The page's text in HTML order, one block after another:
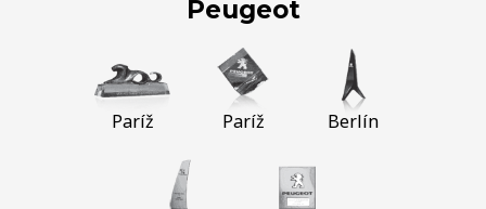
Peugeot
Paríž Paríž Berlín